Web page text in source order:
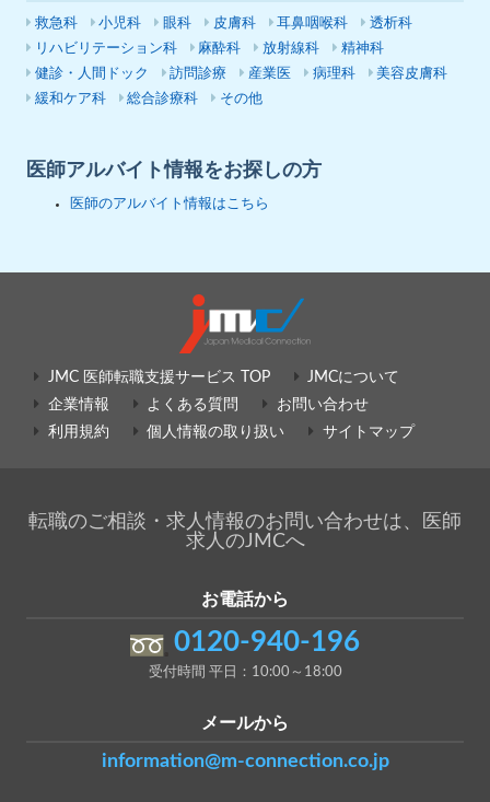
救急科 小児科 眼科 皮膚科 耳鼻咽喉科
透析科
リハビリテーション科
麻酔科 放射線科
精神科
健診・人間ドック
訪問診療 産業医 病理科
美容皮膚科
緩和ケア科
総合診療科 その他
医師アルバイト情報をお探しの方
医師のアルバイト情報はこちら
JMC 医師転職支援サービス TOP
JMCについて
企業情報
よくある質問
お問い合わせ
利用規約
個人情報の取り扱い サイトマップ
転職のご相談・求人情報のお問い合わせは、医師
求人のJMCへ
お電話から
0120-940-196
受付時間 平日：10:00～18:00
メールから
information@m-connection.co.jp